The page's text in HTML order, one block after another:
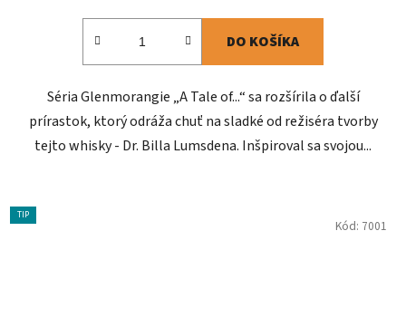
DO KOŠÍKA
Séria Glenmorangie „A Tale of...“ sa rozšírila o ďalší
prírastok, ktorý odráža chuť na sladké od režiséra tvorby
tejto whisky - Dr. Billa Lumsdena. Inšpiroval sa svojou...
TIP
Kód: 7001